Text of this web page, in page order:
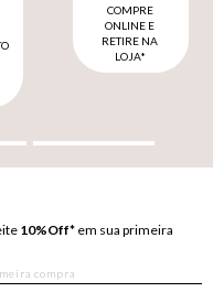
COMPRE
ONLINE E
RETIRE NA
LOJA*
10%Off* em sua primeira